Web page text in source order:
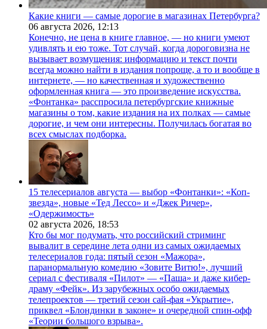
Какие книги — самые дорогие в магазинах Петербурга?
06 августа 2026, 12:13
Конечно, не цена в книге главное, — но книги умеют
удивлять и ею тоже. Тот случай, когда дороговизна не
вызывает возмущения: информацию и текст почти
всегда можно найти в издания попроще, а то и вообще в
интернете, — но качественная и художественно
оформленная книга — это произведение искусства.
«Фонтанка» расспросила петербургские книжные
магазины о том, какие издания на их полках — самые
дорогие, и чем они интересны. Получилась богатая во
всех смыслах подборка.
15 телесериалов августа — выбор «Фонтанки»: «Коп-
звезда», новые «Тед Лессо» и «Джек Ричер»,
«Одержимость»
02 августа 2026, 18:53
Кто бы мог подумать, что российский стриминг
вывалит в середине лета одни из самых ожидаемых
телесериалов года: пятый сезон «Мажора»,
паранормальную комедию «Зовите Витю!», лучший
сериал с фестиваля «Пилот» — «Паша» и даже кибер-
драму «Фейк». Из зарубежных особо ожидаемых
телепроектов — третий сезон сай-фая «Укрытие»,
приквел «Блондинки в законе» и очередной спин-офф
«Теории большого взрыва».